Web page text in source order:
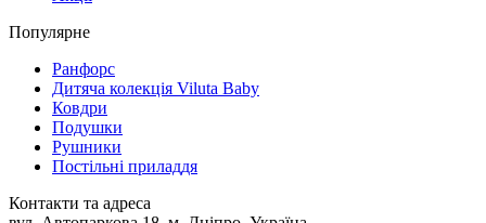
Популярне
Ранфорс
Дитяча колекція Viluta Baby
Ковдри
Подушки
Рушники
Постільні приладдя
Контакти та адреса